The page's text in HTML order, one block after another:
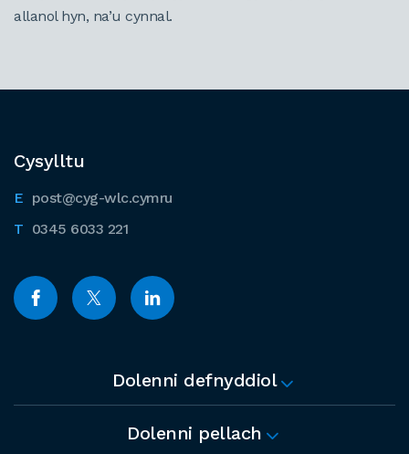
allanol hyn, na’u cynnal.
Cysylltu
post@cyg-wlc.cymru
0345 6033 221
Dolenni defnyddiol
Dolenni pellach